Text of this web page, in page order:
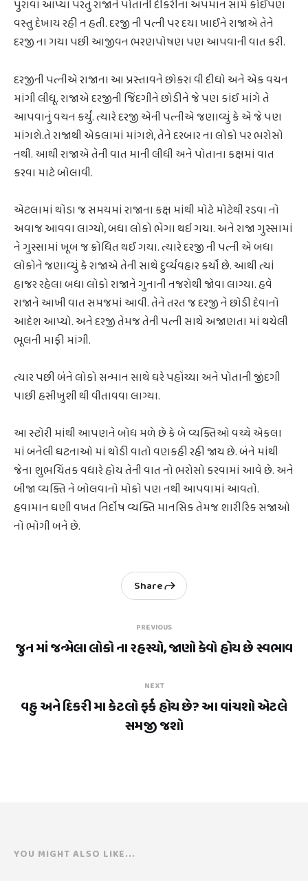
પુરાવા આપ્યા પરંતુ રાજાને પોતાની દીકરીના અપમાન સામે કોઈપણ
વસ્તુ દેખાય રહી ન હતી. દરજી ની પત્ની પર દયા ખાઈને રાજાએ તેને
દરજી ના ગયા પછી આજીવન ભરણપોષણ પણ આપવાની વાત કરી.
દરજીની પત્નીએ રાજાના આ પ્રસ્તાવને છોકરા વી દીધો અને એક વચન
માંગી લીધૂ. રાજાએ દરજીની જિંદગીને છોડીને જે પણ કાંઈ માંગે તે
આપવાનું વચન કર્યું. ત્યારે દરજી એની પત્નીએ જણાવ્યું કે એ જે પણ
માંગશે.તે રાજાથી એકલામાં માંગશે, તેને દરબાર ના લોકો પર ભરોસો
નથી. આથી રાજાએ તેની વાત માની લીધી અને પોતાના કક્ષમાં વાત
કરવા માટે બોલાવી.
એટલામાં થોડા જ સમયમાં રાજાના કક્ષ માંથી મોટે મોટેથી રડવા નો
અવાજ આવવા લાગ્યો, બધા લોકો ભેગા થઇ ગયા. અને રાજા ગુસ્સામાં
ને ગુસ્સામાં ખૂબ જ ક્રોધિત થઈ ગયા. ત્યારે દરજી ની પત્ની એ બધા
લોકોને જણાવ્યું કે રાજાએ તેની સાથે દુર્વ્યવહાર કર્યો છે. આથી ત્યાં
હાજર રહેલા બધા લોકો રાજાને ગુનાની નજરોથી જોવા લાગ્યા. હવે
રાજાને આખી વાત સમજમાં આવી. તેને તરત જ દરજી ને છોડી દેવાનો
આદેશ આપ્યો. અને દરજી તેમજ તેની પત્ની સાથે અજાણતા માં થયેલી
ભૂલની માફી માંગી.
ત્યાર પછી બંને લોકો સન્માન સાથે ઘરે પહોંચ્યા અને પોતાની જીંદગી
પાછી હસીખુશી થી વીતાવવા લાગ્યા.
આ સ્ટોરી માંથી આપણને બોધ મળે છે કે બે વ્યક્તિઓ વચ્ચે એકલા
માં બનેલી ઘટનાઓ માં થોડી વાતો વણકહી રહી જાય છે. બંને માંથી
જેના શુભચિંતક વધારે હોય તેની વાત નો ભરોસો કરવામાં આવે છે. અને
બીજા વ્યક્તિ ને બોલવાનો મોકો પણ નથી આપવામાં આવતો.
હવામાન ઘણી વખત નિર્દોષ વ્યક્તિ માનસિક તેમજ શારીરિક સજાઓ
નો ભોગી બને છે.
PREVIOUS
જુન માં જન્મેલા લોકો ના રહસ્યો, જાણો કેવો હોય છે સ્વભાવ
Share
NEXT
વહુ અને દિકરી મા કેટલો ફર્ક હોય છે? આ વાંચશો એટલે
સમજી જશો
YOU MIGHT ALSO LIKE...